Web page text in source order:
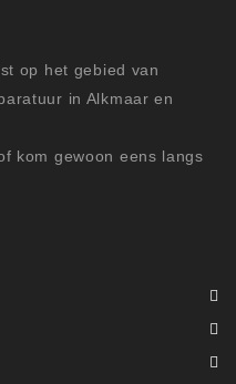
op het gebied van
in Alkmaar en
kom gewoon eens langs